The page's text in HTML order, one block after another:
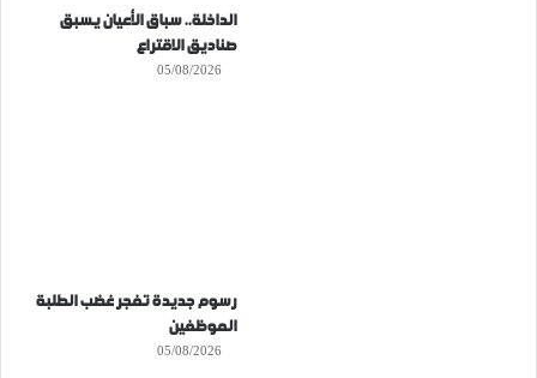
الداخلة.. سباق الأعيان يسبق
صناديق الاقتراع
05/08/2026
رسوم جديدة تفجر غضب الطلبة
الموظفين
05/08/2026